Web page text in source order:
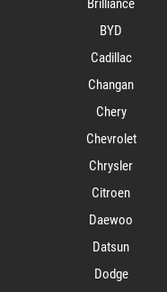
Brilliance
BYD
Cadillac
Changan
Chery
Chevrolet
Chrysler
Citroen
Daewoo
Datsun
Dodge